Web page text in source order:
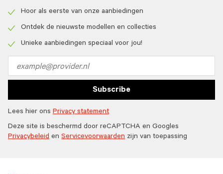
icon
Hoor als eerste van onze aanbiedingen
icon
Ontdek de nieuwste modellen en collecties
Unieke aanbiedingen speciaal voor jou!
address
Subscribe
Lees hier ons Privacy statement
Deze site is beschermd door reCAPTCHA en Googles
Privacybeleid en Servicevoorwaarden zijn van toepassing